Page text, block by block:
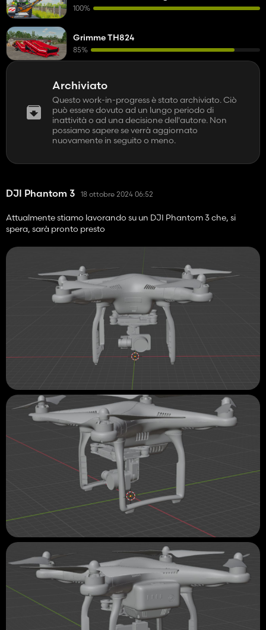
Archiviato
Questo work-in-progress è stato archiviato. Ciò
può essere dovuto ad un lungo periodo di
inattività o ad una decisione dell'autore. Non
possiamo sapere se verrà aggiornato
nuovamente in seguito o meno.
DJI Phantom 3 18 ottobre 2024 06:52
Attualmente stiamo lavorando su un DJI Phantom 3 che, si
spera, sarà pronto presto
100%
Grimme TH824
85%